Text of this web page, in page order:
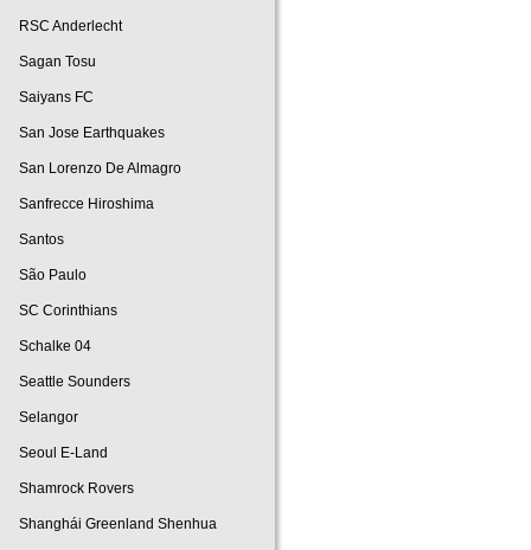
RSC Anderlecht
Sagan Tosu
Saiyans FC
San Jose Earthquakes
San Lorenzo De Almagro
Sanfrecce Hiroshima
Santos
São Paulo
SC Corinthians
Schalke 04
Seattle Sounders
Selangor
Seoul E-Land
Shamrock Rovers
Shanghái Greenland Shenhua